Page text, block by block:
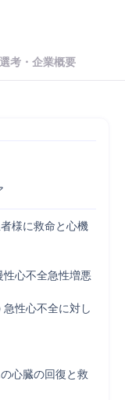
選考・企業概要
様に救命と心機
性心不全急性増悪
急性心不全に対し
心臓の回復と救